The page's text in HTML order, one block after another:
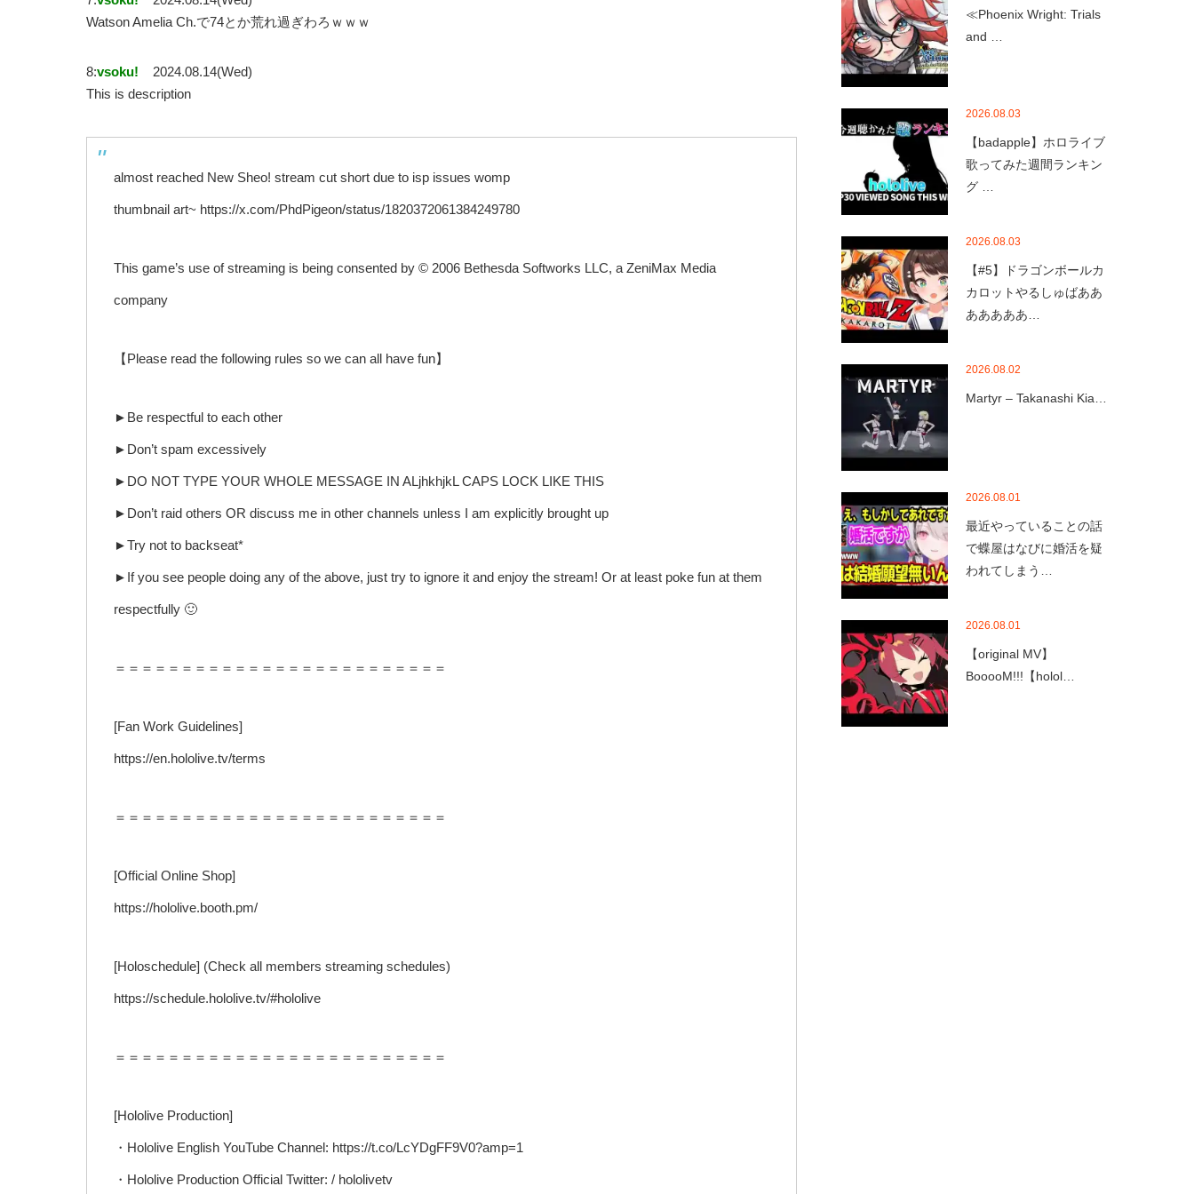
Watson Amelia Ch.で74とか荒れ過ぎわろｗｗｗ
8:vsoku!
2024.08.14(Wed)
This is description
almost reached New Sheo! stream cut short due to isp issues womp
thumbnail art~ https://x.com/PhdPigeon/status/1820372061384249780
This game’s use of streaming is being consented by © 2006 Bethesda Softworks LLC, a ZeniMax Media
company
【Please read the following rules so we can all have fun】
►Be respectful to each other
►Don’t spam excessively
►DO NOT TYPE YOUR WHOLE MESSAGE IN ALjhkhjkL CAPS LOCK LIKE THIS
►Don’t raid others OR discuss me in other channels unless I am explicitly brought up
►Try not to backseat*
►If you see people doing any of the above, just try to ignore it and enjoy the stream! Or at least poke fun at them
respectfully 🙂
＝＝＝＝＝＝＝＝＝＝＝＝＝＝＝＝＝＝＝＝＝＝＝＝＝
[Fan Work Guidelines]
https://en.hololive.tv/terms
＝＝＝＝＝＝＝＝＝＝＝＝＝＝＝＝＝＝＝＝＝＝＝＝＝
[Official Online Shop]
https://hololive.booth.pm/
[Holoschedule] (Check all members streaming schedules)
https://schedule.hololive.tv/#hololive
＝＝＝＝＝＝＝＝＝＝＝＝＝＝＝＝＝＝＝＝＝＝＝＝＝
[Hololive Production]
・Hololive English YouTube Channel: https://t.co/LcYDgFF9V0?amp=1
・Hololive Production Official Twitter: / hololivetv
≪Phoenix Wright: Trials
and …
2026.08.03
【badapple】ホロライブ
歌ってみた週間ランキン
グ …
2026.08.03
【#5】ドラゴンボールカ
カロットやるしゅばああ
あああああ…
2026.08.02
Martyr – Takanashi Kia…
2026.08.01
最近やっていることの話
で蝶屋はなびに婚活を疑
われてしまう…
2026.08.01
【original MV】
BooooM!!!【holol…